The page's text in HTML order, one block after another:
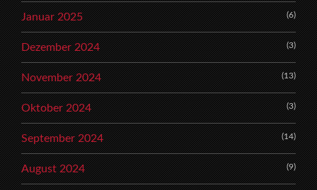
Januar 2025 (6)
Dezember 2024 (3)
November 2024 (13)
Oktober 2024 (3)
September 2024 (14)
August 2024 (9)